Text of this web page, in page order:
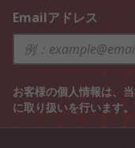
Emailアドレス
お客様の個人情報は、
に取り扱いを行います。